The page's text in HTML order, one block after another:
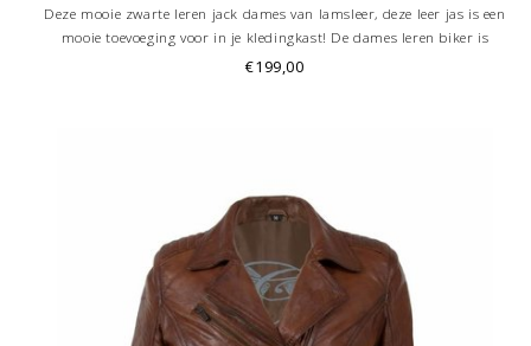
Deze mooie zwarte leren jack dames van lamsleer, deze leer jas is een
mooie toevoeging voor in je kledingkast! De dames leren biker is
Italiaanse getailleerd, en heeft twee steekzakken , zilver ritsen, riempjes
€199,00